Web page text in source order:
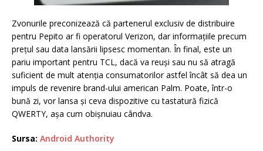
Zvonurile preconizează că partenerul exclusiv de distribuire
pentru Pepito ar fi operatorul Verizon, dar informațiile precum
prețul sau data lansării lipsesc momentan. În final, este un
pariu important pentru TCL, dacă va reuși sau nu să atragă
suficient de mult atenția consumatorilor astfel încât să dea un
impuls de revenire brand-ului american Palm. Poate, într-o
bună zi, vor lansa și ceva dispozitive cu tastatură fizică
QWERTY, așa cum obișnuiau cândva.
Sursa: Android Authority